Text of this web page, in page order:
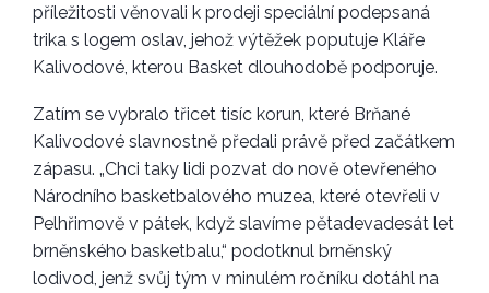
příležitosti věnovali k prodeji speciální podepsaná
trika s logem oslav, jehož výtěžek poputuje Kláře
Kalivodové, kterou Basket dlouhodobě podporuje.
Zatím se vybralo třicet tisíc korun, které Brňané
Kalivodové slavnostně předali právě před začátkem
zápasu. „Chci taky lidi pozvat do nově otevřeného
Národního basketbalového muzea, které otevřeli v
Pelhřimově v pátek, když slavíme pětadevadesát let
brněnského basketbalu,“ podotknul brněnský
lodivod, jenž svůj tým v minulém ročníku dotáhl na